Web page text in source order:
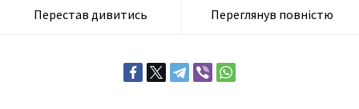
Перестав дивитись Переглянув повністю